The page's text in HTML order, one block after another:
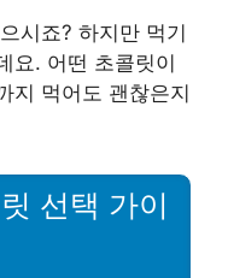
시죠? 하지만 먹기
요. 어떤 초콜릿이
지 먹어도 괜찮은지
선택 가이